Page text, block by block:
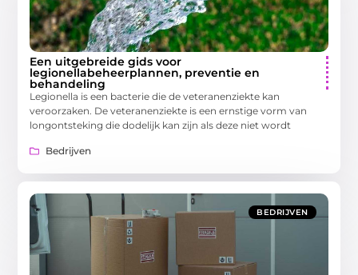
Een uitgebreide gids voor
legionellabeheerplannen, preventie en
behandeling
Legionella is een bacterie die de veteranenziekte kan
veroorzaken. De veteranenziekte is een ernstige vorm van
longontsteking die dodelijk kan zijn als deze niet wordt
Bedrijven
BEDRIJVEN